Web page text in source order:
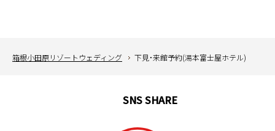
箱根小田原リゾートウェディング 下見・来館予約(湯本富士屋ホテル)
SNS SHARE